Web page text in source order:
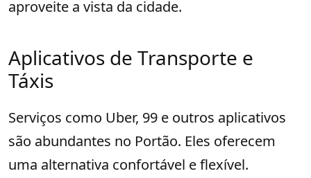
aproveite a vista da cidade.
Aplicativos de Transporte e
Táxis
Serviços como Uber, 99 e outros aplicativos
são abundantes no Portão. Eles oferecem
uma alternativa confortável e flexível.